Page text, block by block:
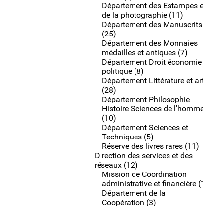
Département des Estampes
de la photographie (11)
Département des Manuscrits
(25)
Département des Monnaies
médailles et antiques (7)
Département Droit économie
politique (8)
Département Littérature et
(28)
Département Philosophie
Histoire Sciences de
(10)
Département Sciences et
Techniques (5)
Réserve des livres rares (11)
Direction des services et des
réseaux (12)
Mission de Coordination
administrative et financière
Département de la
Coopération (3)